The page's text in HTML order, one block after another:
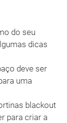
do seu
dicas
deve ser
uma
blackout
para criar a